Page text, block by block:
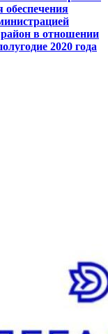
обеспечения
в отношении
2020 года